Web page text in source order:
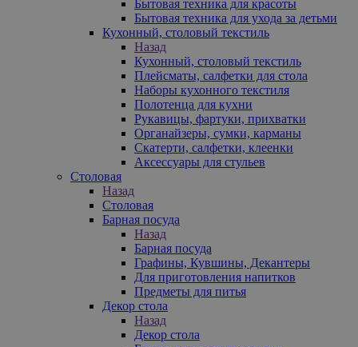
Бытовая техника для красоты
Бытовая техника для ухода за детьми
Кухонный, столовый текстиль
Назад
Кухонный, столовый текстиль
Плейсматы, салфетки для стола
Наборы кухонного текстиля
Полотенца для кухни
Рукавицы, фартуки, прихватки
Органайзеры, сумки, карманы
Скатерти, салфетки, клеенки
Аксессуары для стульев
Столовая
Назад
Столовая
Барная посуда
Назад
Барная посуда
Графины, Кувшины, Декантеры
Для приготовления напитков
Предметы для питья
Декор стола
Назад
Декор стола